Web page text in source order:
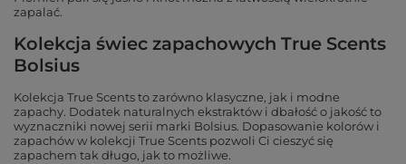
zapalać.
Kolekcja świec zapachowych True Scents
Bolsius
Kolekcja True Scents to zarówno klasyczne, jak i modne
zapachy. Dodatek naturalnych ekstraktów i dbałość o jakość to
wyznaczniki nowej serii marki Bolsius. Dopasowanie kolorów i
zapachów w kolekcji True Scents pozwoli Ci cieszyć się
zapachem tak długo, jak to możliwe.